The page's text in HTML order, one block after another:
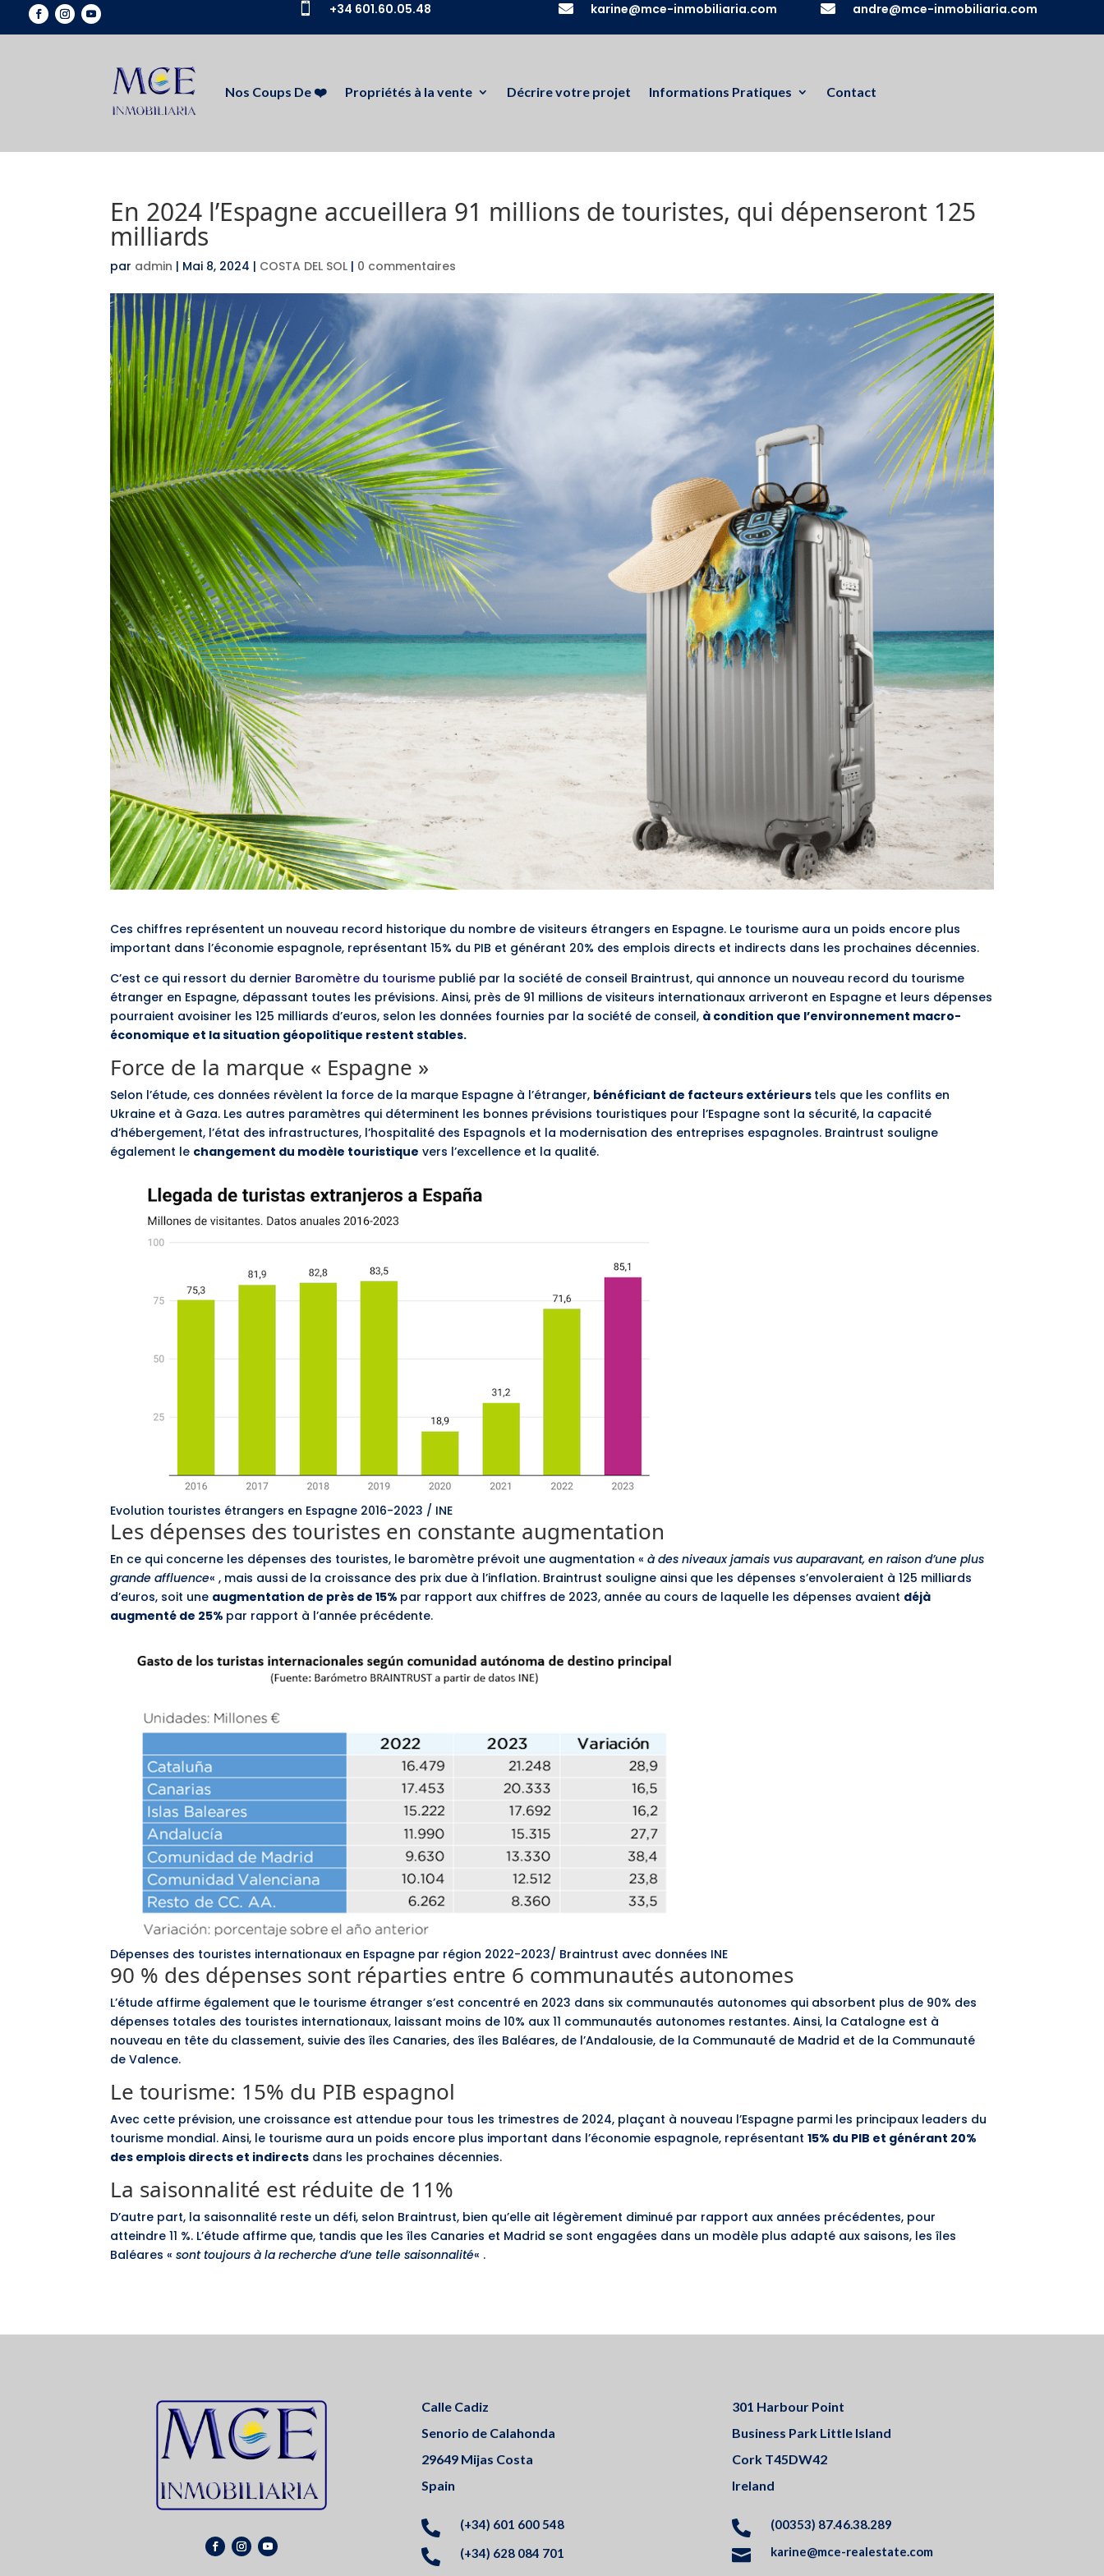
 +34 601.60.05.48  karine@mce-inmobiliaria.com  andre@mce-inmobiliaria.com
Nos Coups De ❤️ Propriétés à la vente Décrire votre projet Informations Pratiques Contact
En 2024 l’Espagne accueillera 91 millions de touristes, qui dépenseront 125
milliards
par admin | Mai 8, 2024 | COSTA DEL SOL | 0 commentaires
Ces chiffres représentent un nouveau record historique du nombre de visiteurs étrangers en Espagne. Le tourisme aura un poids encore plus
important dans l’économie espagnole, représentant 15% du PIB et générant 20% des emplois directs et indirects dans les prochaines décennies.
C’est ce qui ressort du dernier Baromètre du tourisme publié par la société de conseil Braintrust, qui annonce un nouveau record du tourisme
étranger en Espagne, dépassant toutes les prévisions. Ainsi, près de 91 millions de visiteurs internationaux arriveront en Espagne et leurs dépenses
pourraient avoisiner les 125 milliards d’euros, selon les données fournies par la société de conseil, à condition que l’environnement macro-
économique et la situation géopolitique restent stables.
Force de la marque « Espagne »
Selon l’étude, ces données révèlent la force de la marque Espagne à l’étranger, bénéficiant de facteurs extérieurs tels que les conflits en
Ukraine et à Gaza. Les autres paramètres qui déterminent les bonnes prévisions touristiques pour l’Espagne sont la sécurité, la capacité
d’hébergement, l’état des infrastructures, l’hospitalité des Espagnols et la modernisation des entreprises espagnoles. Braintrust souligne
également le changement du modèle touristique vers l’excellence et la qualité.
Evolution touristes étrangers en Espagne 2016-2023 / INE
Les dépenses des touristes en constante augmentation
En ce qui concerne les dépenses des touristes, le baromètre prévoit une augmentation «à des niveaux jamais vus auparavant, en raison d’une plus
grande affluence« , mais aussi de la croissance des prix due à l’inflation. Braintrust souligne ainsi que les dépenses s’envoleraient à 125 milliards
d’euros, soit une augmentation de près de 15% par rapport aux chiffres de 2023, année au cours de laquelle les dépenses avaient déjà
augmenté de 25% par rapport à l’année précédente.
Dépenses des touristes internationaux en Espagne par région 2022-2023/ Braintrust avec données INE
90 % des dépenses sont réparties entre 6 communautés autonomes
L’étude affirme également que le tourisme étranger s’est concentré en 2023 dans six communautés autonomes qui absorbent plus de 90% des
dépenses totales des touristes internationaux, laissant moins de 10% aux 11 communautés autonomes restantes. Ainsi, la Catalogne est à
nouveau en tête du classement, suivie des îles Canaries, des îles Baléares, de l’Andalousie, de la Communauté de Madrid et de la Communauté
de Valence.
Le tourisme: 15% du PIB espagnol
Avec cette prévision, une croissance est attendue pour tous les trimestres de 2024, plaçant à nouveau l’Espagne parmi les principaux leaders du
tourisme mondial. Ainsi, le tourisme aura un poids encore plus important dans l’économie espagnole, représentant15% du PIB et générant 20%
des emplois directs et indirects dans les prochaines décennies.
La saisonnalité est réduite de 11%
D’autre part, la saisonnalité reste un défi, selon Braintrust, bien qu’elle ait légèrement diminué par rapport aux années précédentes, pour
atteindre 11 %. L’étude affirme que, tandis que les îles Canaries et Madrid se sont engagées dans un modèle plus adapté aux saisons, les îles
Baléares «sont toujours à la recherche d’une telle saisonnalité« .
Calle Cadiz
Senorio de Calahonda
29649 Mijas Costa
Spain
 (+34) 601 600 548

(+34) 628 084 701
301 Harbour Point
Business Park Little Island
Cork T45DW42
Ireland
 (00353) 87.46.38.289
 karine@mce-realestate.com